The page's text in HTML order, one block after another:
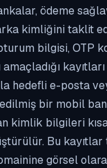
ödeme
kimliğini taklit
bilgisi, OTP
kayıtları
hedefli e-posta
bir mobil
kimlik bilgileri
Bu
görsel